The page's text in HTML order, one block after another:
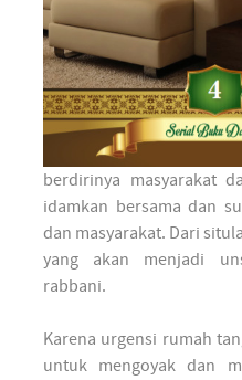
berdirinya masyarakat
idamkan bersama dan
dan masyarakat. Dari
yang akan menjadi
rabbani.
Karena urgensi rumah
untuk mengoyak dan